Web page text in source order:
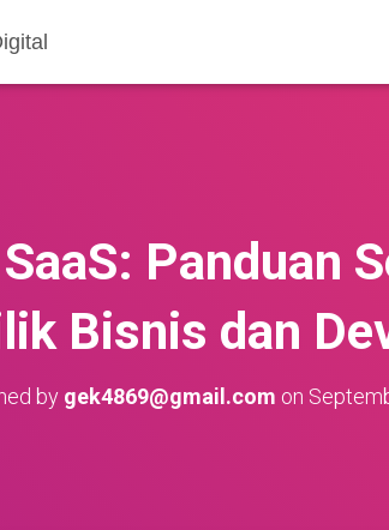
Panduan
Bisnis dan
by gek4869@gmail.com on